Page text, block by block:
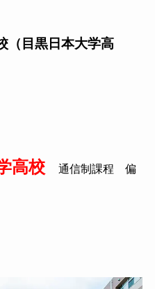
（目黒日本大学高
高校 通信制課程 偏